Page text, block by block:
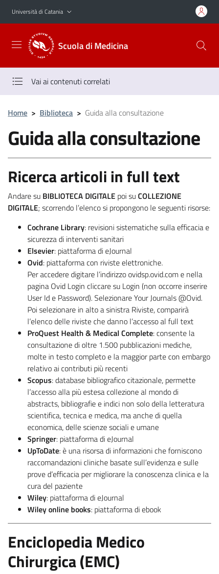
Vai al contenuto principale
Vai al menu di navigazione
Università di Catania
Scuola di Medicina
Vai ai contenuti correlati
Home > Biblioteca > Guida alla consultazione
Guida alla consultazione
Ricerca articoli in full text
Andare su BIBLIOTECA DIGITALE poi suCOLLEZIONE
DIGITALE; scorrendo l’elenco si propongono le seguenti risorse:
Cochrane Library: revisioni sistematiche sulla efficacia e
sicurezza di interventi sanitari
Elsevier: piattaforma di eJournal
Ovid: piattaforma con riviste elettroniche.
Per accedere digitare l’indirizzo ovidsp.ovid.com e nella
pagina Ovid Login cliccare su Login (non occorre inserire
User Id e Password). Selezionare Your Journals@Ovid.
Poi selezionare in alto a sinistra Riviste, comparirà
l’elenco delle riviste che danno l’accesso al full text
ProQuest Health & Medical Complete: consente la
consultazione di oltre 1.500 pubblicazioni mediche,
molte in testo completo e la maggior parte con embargo
relativo ai contributi più recenti
Scopus: database bibliografico citazionale, permette
l’accesso alla più estesa collezione al mondo di
abstracts, bibliografie e indici non solo della letteratura
scientifica, tecnica e medica, ma anche di quella
economica, delle scienze sociali e umane
Springer: piattaforma di eJournal
UpToDate: è una risorsa di informazioni che forniscono
raccomandazioni cliniche basate sull’evidenza e sulle
prove d’efficacia per migliorare la conoscenza clinica e la
cura del paziente
Wiley: piattaforma di eJournal
Wiley online books: piattaforma di ebook
Enciclopedia Medico
Chirurgica (EMC)